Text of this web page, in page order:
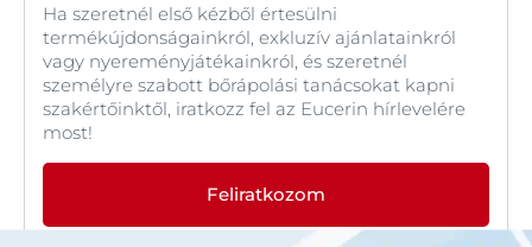
Ha szeretnél első kézből értesülni
termékújdonságainkról, exkluzív ajánlatainkról
vagy nyereményjátékainkról, és szeretnél
személyre szabott bőrápolási tanácsokat kapni
szakértőinktől, iratkozz fel az Eucerin hírlevelére
most!
Feliratkozom